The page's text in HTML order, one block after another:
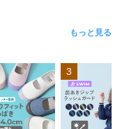
もっと見る
3